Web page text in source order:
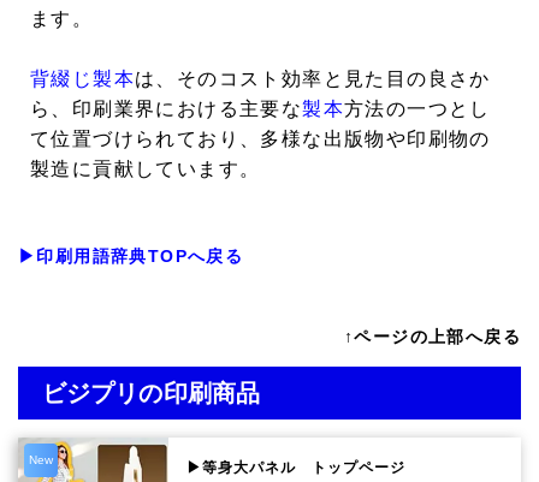
ます。
背綴じ製本は、そのコスト効率と見た目の良さか
ら、印刷業界における主要な製本方法の一つとし
て位置づけられており、多様な出版物や印刷物の
製造に貢献しています。
▶印刷用語辞典TOPへ戻る
↑ページの上部へ戻る
ビジプリの印刷商品
New
▶等身大パネル トップページ